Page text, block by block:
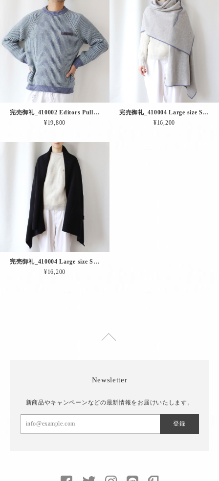
完売御礼_410002 Editors Pullover（ブルー × Lブルー）
¥19,800
完売御礼_410004 Large size Stole（Lグレー × Lブルー）
¥16,200
完売御礼_410004 Large size Stole（ブラック × ブラック）
¥16,200
Newsletter
新商品やキャンペーンなどの最新情報をお届けいたします。
登録